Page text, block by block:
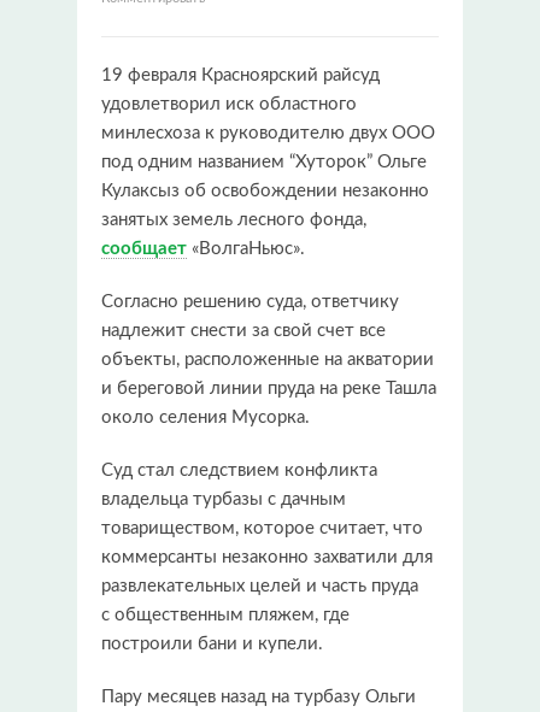
19 февраля Красноярский райсуд
удовлетворил иск областного
минлесхоза к руководителю двух ООО
под одним названием “Хуторок” Ольге
Кулаксыз об освобождении незаконно
занятых земель лесного фонда,
сообщает «ВолгаНьюс».
Согласно решению суда, ответчику
надлежит снести за свой счет все
объекты, расположенные на акватории
и береговой линии пруда на реке Ташла
около селения Мусорка.
Суд стал следствием конфликта
владельца турбазы с дачным
товариществом, которое считает, что
коммерсанты незаконно захватили для
развлекательных целей и часть пруда
с общественным пляжем, где
построили бани и купели.
Пару месяцев назад на турбазу Ольги